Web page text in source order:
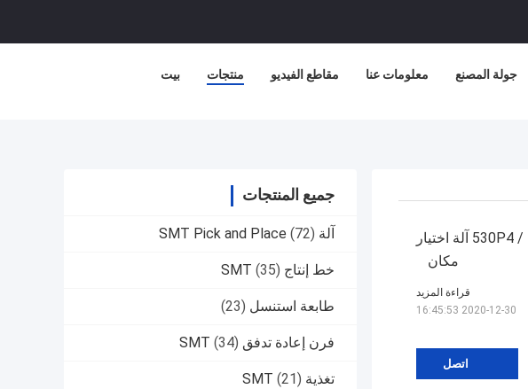
بيت منتجات مقاطع الفيديو معلومات عنا جولة المصنع
جميع المنتجات
آلة SMT Pick and Place (72)
خط إنتاج SMT (35)
طابعة استنسل (23)
فرن إعادة تدفق SMT (34)
تغذية SMT (21)
16 مم ياماها المغذي بالهواء المضغوط لشارمهاي 530P4 / 560P4 / 761 آلة اختيار
مكان
اتصل
قراءة المزيد
2020-12-30 16:45:53